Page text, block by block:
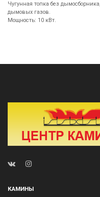
Чугунная топка без
дымовых газов.
Мощность: 10 кВт.
КАМИНЫ